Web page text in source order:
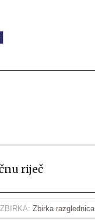
ZBIRKA: Zbirka razglednica